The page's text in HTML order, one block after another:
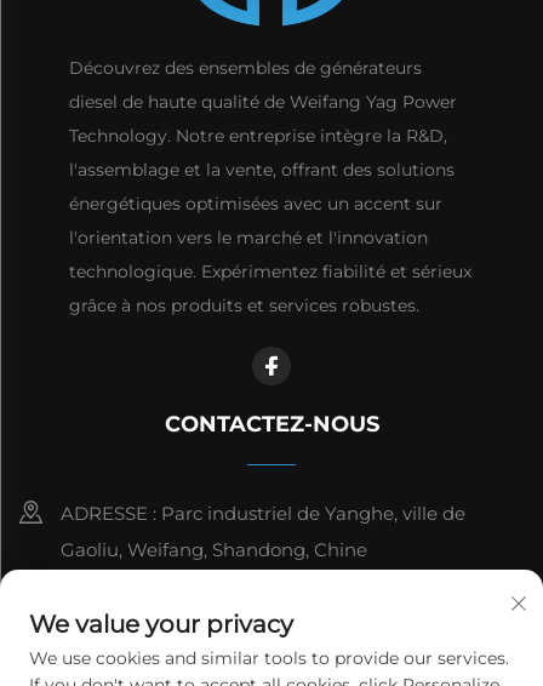
Découvrez des ensembles de générateurs
diesel de haute qualité de Weifang Yag Power
Technology. Notre entreprise intègre la R&D,
l'assemblage et la vente, offrant des solutions
énergétiques optimisées avec un accent sur
l'orientation vers le marché et l'innovation
technologique. Expérimentez fiabilité et sérieux
grâce à nos produits et services robustes.
CONTACTEZ-NOUS
ADRESSE : Parc industriel de Yanghe, ville de
Gaoliu, Weifang, Shandong, Chine
[email protected]
We value your privacy
We use cookies and similar tools to provide our services.